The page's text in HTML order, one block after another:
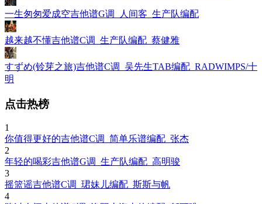
一生匆匆爱成空吉他谱G调_人间客_生产队编配
越来越不懂吉他谱C调_生产队编配_蔡健雅
すずめ(铃芽之旅)吉他谱C调_吴先生TAB编配_RADWIMPS/十
明
点击热榜
1
你值得更好的吉他谱C调_简单乐谱编配_张杰
2
年轻的喝彩吉他谱G调_生产队编配_高明骏
3
摇篮谣吉他谱C调_珺妹儿编配_斯斯与帆
4